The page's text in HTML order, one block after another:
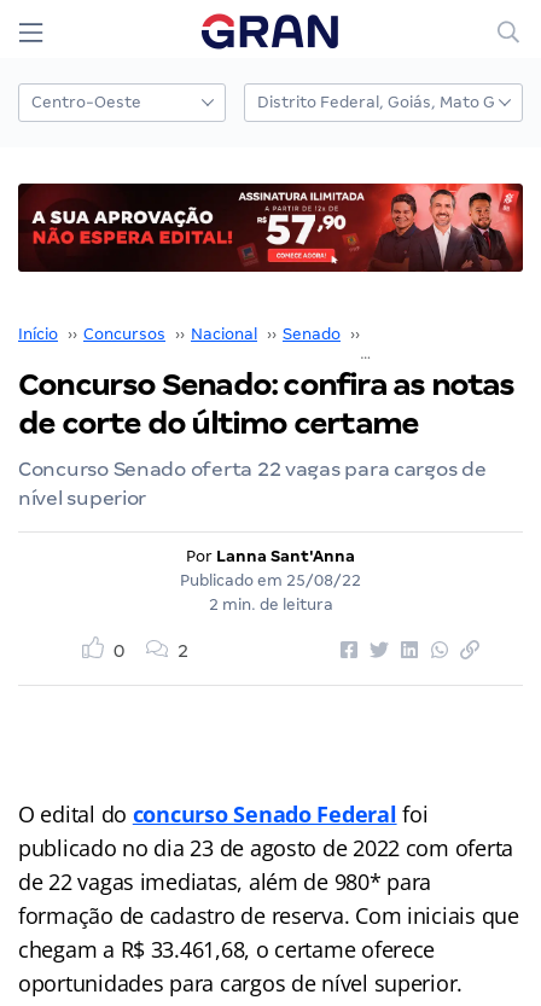
Início ›› Concursos ›› Nacional ›› Senado ››
Concurso Senado: confira as notas
de corte do último certame
Concurso Senado oferta 22 vagas para cargos de
nível superior
Por Lanna Sant'Anna
Publicado em 25/08/22
2 min. de leitura
0 2
O edital do concurso Senado Federal foi
publicado no dia 23 de agosto de 2022 com oferta
de 22 vagas imediatas, além de 980* para
formação de cadastro de reserva. Com iniciais que
chegam a R$ 33.461,68, o certame oferece
oportunidades para cargos de nível superior.